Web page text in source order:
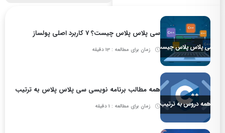
سی پلاس پلاس چیست؟ 7 کاربرد اصلی پولساز
زمان برای مطالعه : 13 دقیقه
همه مطالب برنامه نویسی سی پلاس پلاس به ترتیب
زمان برای مطالعه : 1 دقیقه